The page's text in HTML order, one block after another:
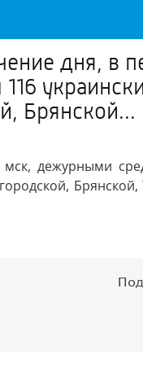
дня,
Брянской...
дежурными